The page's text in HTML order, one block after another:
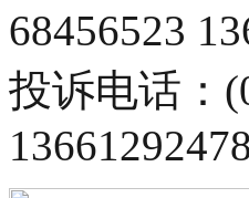
68456523
投诉电话：
13661292478